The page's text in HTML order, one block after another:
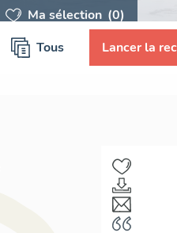
Ma sélection (0)
Tous Lancer la